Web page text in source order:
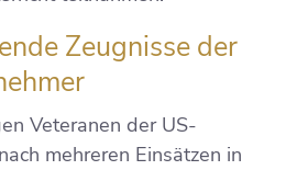
Zeugnisse der
Veteranen der US-
mehreren Einsätzen in